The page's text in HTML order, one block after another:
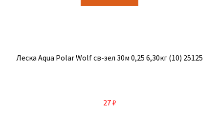
Леска Aqua Polar Wolf св-зел 30м 0,25 6,30кг (10) 25125
27₽